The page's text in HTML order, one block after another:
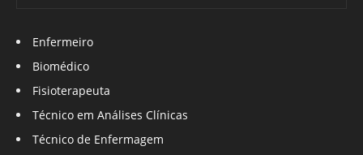
Enfermeiro
Biomédico
Fisioterapeuta
Técnico em Análises Clínicas
Técnico de Enfermagem